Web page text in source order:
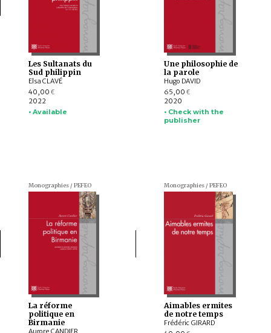
Les Sultanats du
Sud philippin
Elsa CLAVÉ
40,00 €
2022
• Available
Une philosophie de
la parole
Hugo DAVID
65,00 €
2020
• Check with the
publisher
Monographies / PEFEO
La réforme
politique en
Birmanie
Aurore CANDIER
Monographies / PEFEO
Aimables ermites
de notre temps
Frédéric GIRARD